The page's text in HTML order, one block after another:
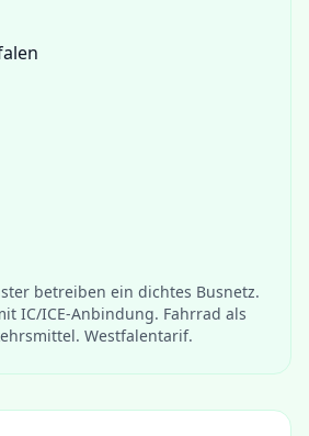
betreiben ein dichtes Busnetz.
IC/ICE-Anbindung. Fahrrad als
Westfalentarif.